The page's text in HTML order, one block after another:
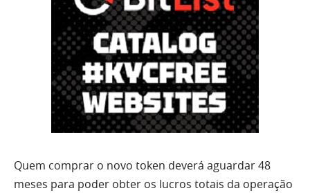
Quem comprar o novo token deverá aguardar 48
meses para poder obter os lucros totais da operação